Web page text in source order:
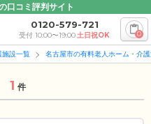
口コミ評判サイト
0120-579-721
受付 10:00〜19:00土日祝OK 0
施設一覧 名古屋市の有料老人ホーム・介
1 件